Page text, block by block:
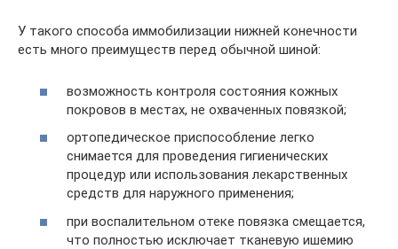
У такого способа иммобилизации нижней конечности
есть много преимуществ перед обычной шиной:
возможность контроля состояния кожных
покровов в местах, не охваченных повязкой;
ортопедическое приспособление легко
снимается для проведения гигиенических
процедур или использования лекарственных
средств для наружного применения;
при воспалительном отеке повязка смещается,
что полностью исключает тканевую ишемию